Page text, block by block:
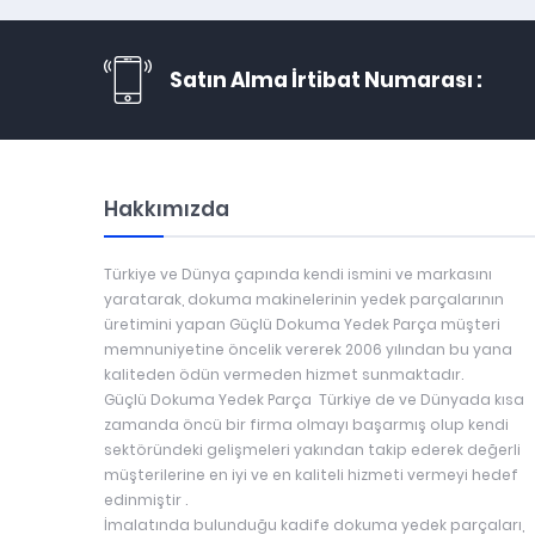
Satın Alma İrtibat Numarası :
Hakkımızda
Türkiye ve Dünya çapında kendi ismini ve markasını
yaratarak, dokuma makinelerinin yedek parçalarının
üretimini yapan Güçlü Dokuma Yedek Parça müşteri
memnuniyetine öncelik vererek 2006 yılından bu yana
kaliteden ödün vermeden hizmet sunmaktadır.
Güçlü Dokuma Yedek Parça Türkiye de ve Dünyada kısa
zamanda öncü bir firma olmayı başarmış olup kendi
sektöründeki gelişmeleri yakından takip ederek değerli
müşterilerine en iyi ve en kaliteli hizmeti vermeyi hedef
edinmiştir .
İmalatında bulunduğu kadife dokuma yedek parçaları,